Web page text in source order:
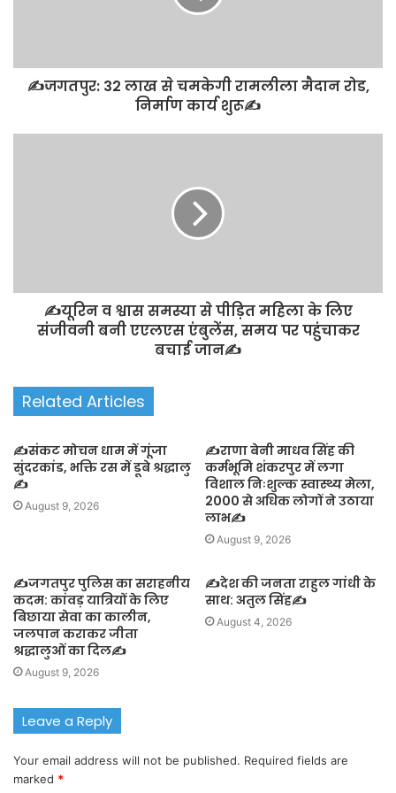
✍️जगतपुर: 32 लाख से चमकेगी रामलीला मैदान रोड,
निर्माण कार्य शुरू✍️
✍️यूरिन व श्वास समस्या से पीड़ित महिला के लिए
संजीवनी बनी एएलएस एंबुलेंस, समय पर पहुंचाकर
बचाई जान✍️
Related Articles
✍️संकट मोचन धाम में गूंजा
सुंदरकांड, भक्ति रस में डूबे श्रद्धालु
✍️
August 9, 2026
✍️राणा बेनी माधव सिंह की
कर्मभूमि शंकरपुर में लगा
विशाल निःशुल्क स्वास्थ्य मेला,
2000 से अधिक लोगों ने उठाया
लाभ✍️
August 9, 2026
✍️जगतपुर पुलिस का सराहनीय
कदम: कांवड़ यात्रियों के लिए
बिछाया सेवा का कालीन,
जलपान कराकर जीता
श्रद्धालुओं का दिल✍️
August 9, 2026
✍️देश की जनता राहुल गांधी के
साथ: अतुल सिंह✍️
August 4, 2026
Leave a Reply
Your email address will not be published. Required fields are
marked *